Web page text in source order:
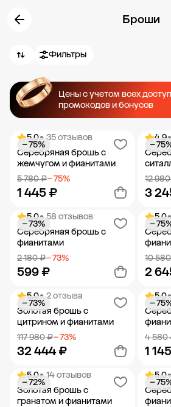
Броши
Фильтры
Цены с учетом всех
промокодов и бонусов
5.0• 35 отзывов
Серебряная брошь с
жемчугом и фианитами
5 780 ₽− 75%
1 445 ₽
− 75%
Добавить в корзину
4.9
12
3
−
5.0• 58 отзывов
Серебряная брошь с
фианитами
2 180 ₽− 73%
599 ₽
− 73%
Добавить в корзину
5.0
10
2
−
5.0• 2 отзыва
Золотая брошь с
цитрином и фианитами
117 980 ₽− 73%
32 444 ₽
− 73%
Добавить в корзину
5.0
4 580
1
−
5.0• 14 отзывов
Золотая брошь с
гранатом и фианитами
− 72%
5.0
−